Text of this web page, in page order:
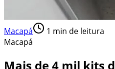
Macapá 1 min de leitura
Macapá
Mais de 4 mil kits